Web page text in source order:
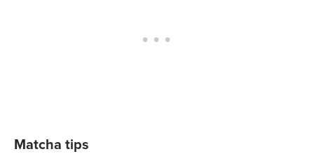
Matcha tips